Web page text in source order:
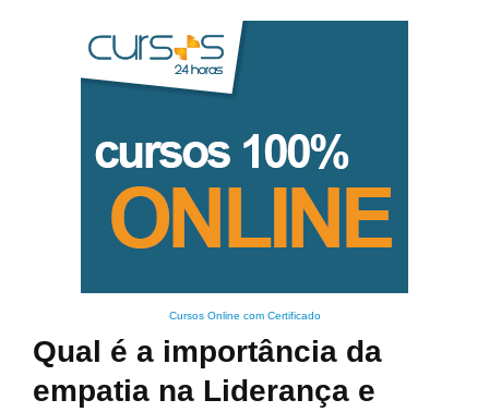
Cursos Online com Certificado
Qual é a importância da
empatia na Liderança e